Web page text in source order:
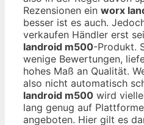
Rezensionen ein worx
besser ist es auch.
verkaufen Händler erst
landroid m500-Produkt.
wenige Bewertungen,
hohes Maß an Qualität.
also nicht automatisch
landroid m500 wird
lang genug auf
angeboten. Hier gilt es